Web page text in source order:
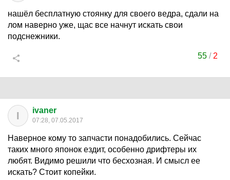
нашёл бесплатную стоянку для своего ведра, сдали на
лом наверно уже, щас все начнут искать свои
подснежники.
55 / 2
I ivaner
07:28, 07.05.2017
Наверное кому то запчасти понадобились. Сейчас
таких много японок ездит, особенно дрифтеры их
любят. Видимо решили что бесхозная. И смысл ее
искать? Стоит копейки.